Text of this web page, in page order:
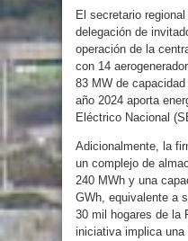
El secretario
delegación de
operación de la
con 14
83 MW de
año 2024 aporta
Eléctrico Nacional
Adicionalmente, la
un complejo de
240 MWh y una
GWh, equivalente a
30 mil hogares de la
iniciativa implica una